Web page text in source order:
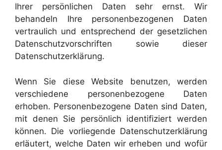
Ihrer persönlichen Daten sehr ernst. Wir
behandeln Ihre personenbezogenen Daten
vertraulich und entsprechend der gesetzlichen
Datenschutzvorschriften sowie dieser
Datenschutzerklärung.
Wenn Sie diese Website benutzen, werden
verschiedene personenbezogene Daten
erhoben. Personenbezogene Daten sind Daten,
mit denen Sie persönlich identifiziert werden
können. Die vorliegende Datenschutzerklärung
erläutert, welche Daten wir erheben und wofür